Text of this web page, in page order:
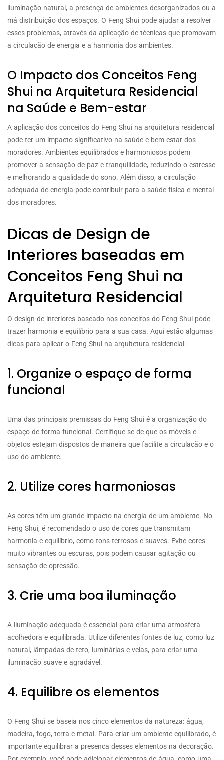
iluminação natural, a presença de ambientes desorganizados ou a
má distribuição dos espaços. O Feng Shui pode ajudar a resolver
esses problemas, através da aplicação de técnicas que promovam
a circulação de energia e a harmonia dos ambientes.
O Impacto dos Conceitos Feng
Shui na Arquitetura Residencial
na Saúde e Bem-estar
A aplicação dos conceitos do Feng Shui na arquitetura residencial
pode ter um impacto significativo na saúde e bem-estar dos
moradores. Ambientes equilibrados e harmoniosos podem
promover a sensação de paz e tranquilidade, reduzindo o estresse
e melhorando a qualidade do sono. Além disso, a circulação
adequada de energia pode contribuir para a saúde física e mental
dos moradores.
Dicas de Design de
Interiores baseadas em
Conceitos Feng Shui na
Arquitetura Residencial
O design de interiores baseado nos conceitos do Feng Shui pode
trazer harmonia e equilíbrio para a sua casa. Aqui estão algumas
dicas para aplicar o Feng Shui na arquitetura residencial:
1. Organize o espaço de forma
funcional
Uma das principais premissas do Feng Shui é a organização do
espaço de forma funcional. Certifique-se de que os móveis e
objetos estejam dispostos de maneira que facilite a circulação e o
uso do ambiente.
2. Utilize cores harmoniosas
As cores têm um grande impacto na energia de um ambiente. No
Feng Shui, é recomendado o uso de cores que transmitam
harmonia e equilíbrio, como tons terrosos e suaves. Evite cores
muito vibrantes ou escuras, pois podem causar agitação ou
sensação de opressão.
3. Crie uma boa iluminação
A iluminação adequada é essencial para criar uma atmosfera
acolhedora e equilibrada. Utilize diferentes fontes de luz, como luz
natural, lâmpadas de teto, luminárias e velas, para criar uma
iluminação suave e agradável.
4. Equilibre os elementos
O Feng Shui se baseia nos cinco elementos da natureza: água,
madeira, fogo, terra e metal. Para criar um ambiente equilibrado, é
importante equilibrar a presença desses elementos na decoração.